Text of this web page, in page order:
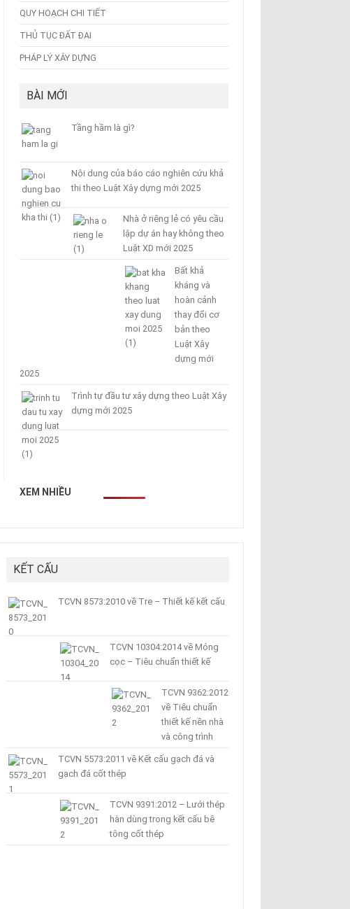
QUY HOẠCH CHI TIẾT
THỦ TỤC ĐẤT ĐAI
PHÁP LÝ XÂY DỰNG
BÀI MỚI
Tầng hầm là gì?
Nội dung của báo cáo nghiên cứu khả
thi theo Luật Xây dựng mới 2025
Nhà ở riêng lẻ có yêu cầu
lập dự án hay không theo
Luật XD mới 2025
Bất khả
kháng và
hoàn cảnh
thay đổi cơ
bản theo
Luật Xây
dựng mới
2025
Trình tự đầu tư xây dựng theo Luật Xây
dựng mới 2025
XEM NHIỀU
KẾT CẤU
TCVN 8573:2010 về Tre – Thiết kế kết cấu
TCVN 10304:2014 về Móng
cọc – Tiêu chuẩn thiết kế
TCVN 9362:2012
về Tiêu chuẩn
thiết kế nền nhà
và công trình
TCVN 5573:2011 về Kết cấu gạch đá và
gạch đá cốt thép
TCVN 9391:2012 – Lưới thép
hàn dùng trong kết cấu bê
tông cốt thép